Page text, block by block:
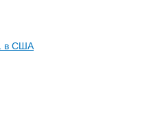
в США